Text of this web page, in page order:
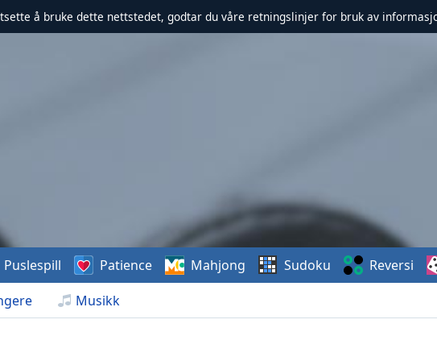
å bruke dette nettstedet, godtar du våre retningslinjer for bruk av
Musikk
Puslespill Patience Mahjong Sudoku Reversi